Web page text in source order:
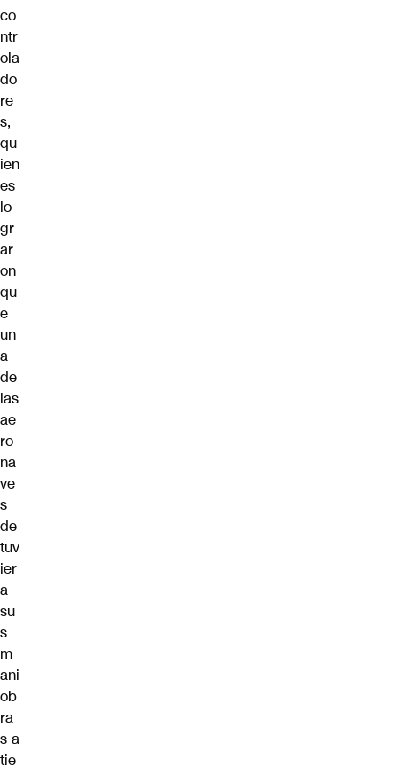
co
ntr
ola
do
re
s,
qu
ien
es
lo
gr
ar
on
qu
e
un
a
de
las
ae
ro
na
ve
s
de
tuv
ier
a
su
s
m
ani
ob
ra
s a
tie